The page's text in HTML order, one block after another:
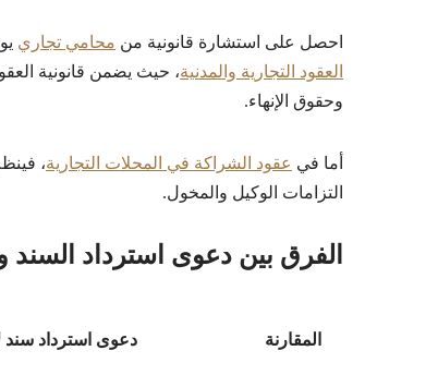
احصل على استشارة قانونية من محامي تجاري
العقود التجارية والمدنية، حيث يضمن قانونية
وحقوق الإنهاء.
أما في عقود الشراكة في المحلات التجارية،
التزامات الوكيل والمخول.
الفرق بين دعوى استرداد السند
المقارنة دعوى استرداد سند